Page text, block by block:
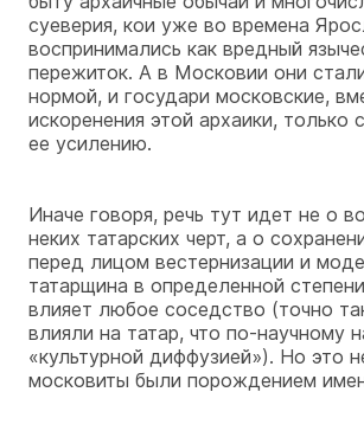
суеверия, кои уже во времена
воспринимались как вредный
пережиток. А в Московии они
нормой, и государи московские,
искоренения этой архаики, только
ее усилению.
Иначе говоря, речь тут идет не о
неких татарских черт, а о
перед лицом вестернизации и
татарщина в определенной
влияет любое соседство (точно
влияли на татар, что по-научному
«культурной диффузией»). Но это
московиты были порождением